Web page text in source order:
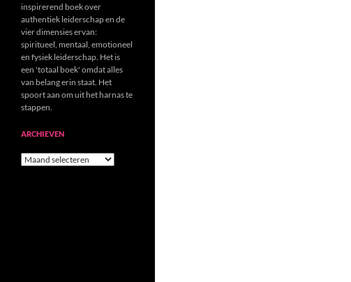
inspirerend boek over
authentiek leiderschap en de
vier dimensies ervan:
spiritueel, mentaal, emotioneel
en fysiek leiderschap. Het is
een 'totaal boek' omdat alles
van belang erin staat. Het
spoort aan om uit het harnas te
stappen.
ARCHIEVEN
Archieven